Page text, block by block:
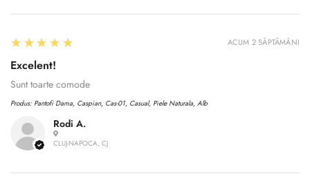
Rodi A.
CLUJ-NAPOCA, CJ
5
★★★★★
Excelent!
Sunt toarte comode
Produs: Pantofi Dama, Caspian, Cas-01, Casual, Piele Naturala, Alb
ACUM 2 SĂPTĂMÂNI
Confirm your age
Are you 18 years old or older?